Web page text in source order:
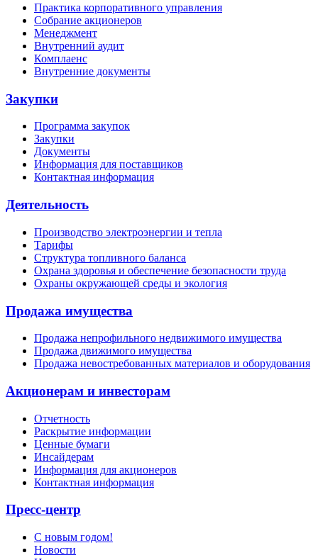
Практика корпоративного управления
Собрание акционеров
Менеджмент
Внутренний аудит
Комплаенс
Внутренние документы
Закупки
Программа закупок
Закупки
Документы
Информация для поставщиков
Контактная информация
Деятельность
Производство электроэнергии и тепла
Тарифы
Структура топливного баланса
Охрана здоровья и обеспечение безопасности труда
Охраны окружающей среды и экология
Продажа имущества
Продажа непрофильного недвижимого имущества
Продажа движимого имущества
Продажа невостребованных материалов и оборудования
Акционерам и инвесторам
Отчетность
Раскрытие информации
Ценные бумаги
Инсайдерам
Информация для акционеров
Контактная информация
Пресс-центр
С новым годом!
Новости